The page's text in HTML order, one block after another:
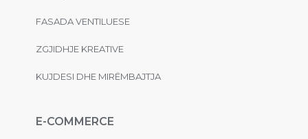
FASADA VENTILUESE
ZGJIDHJE KREATIVE
KUJDESI DHE MIRËMBAJTJA
E-COMMERCE